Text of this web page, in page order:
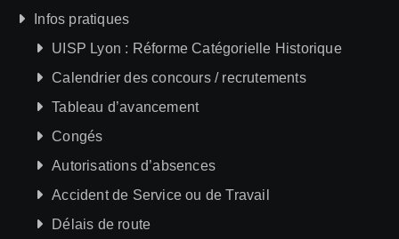
Infos pratiques
UISP Lyon : Réforme Catégorielle Historique
Calendrier des concours / recrutements
Tableau d’avancement
Congés
Autorisations d’absences
Accident de Service ou de Travail
Délais de route